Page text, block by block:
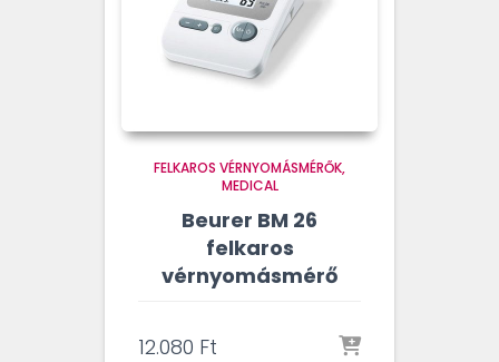
FELKAROS VÉRNYOMÁSMÉRŐK
MEDICAL
Beurer BM 26
felkaros
vérnyomásmérő
12.080 Ft